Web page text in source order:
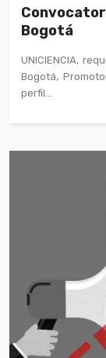
Bogotá
UNICIENCIA,
Bogotá,
perfil...